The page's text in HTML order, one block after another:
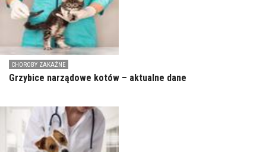
CHOROBY ZAKAŹNE
Grzybice narządowe kotów – aktualne dane